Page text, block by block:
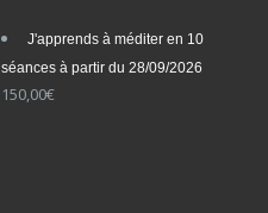
J'apprends à méditer en 10
séances à partir du 28/09/2026
150,00€